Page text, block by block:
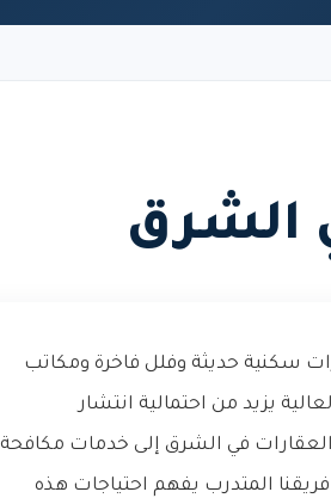
الشرق
سكنية حديثة وفلل فاخرة ومكاتب
يزيد من احتمالية انتشار
في الشرق إلى خدمات مكافحة
المتدرب يفهم احتياجات هذه